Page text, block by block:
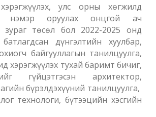
улс орны хөгжилд
нэмэр оруулах онцгой ач
зураг төсөл бол 2022-2025 онд
батлагдсан дүнгэлтийн хуулбар,
байгууллагын танилцуулга,
хэрэгжүүлэх тухай баримт бичиг,
гүйцэтгэсэн архитектор,
бүрэлдэхүүний танилцуулга,
технологи, бүтээцийн хэсгийн